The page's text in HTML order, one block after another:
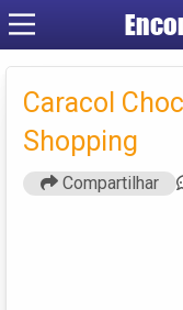
Caracol
Shopping
Compartilhar